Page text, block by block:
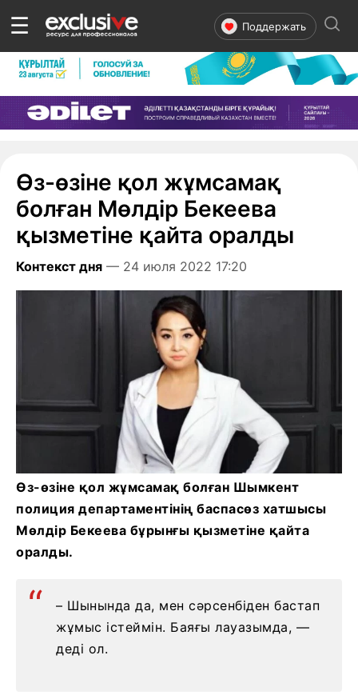
☰ Поддержать
Өз-өзіне қол жұмсамақ
болған Мөлдір Бекеева
қызметіне қайта оралды
Контекст дня — 24 июля 2022 17:20
Өз-өзіне қол жұмсамақ болған Шымкент
полиция департаментінің баспасөз хатшысы
Мөлдір Бекеева бұрынғы қызметіне қайта
оралды.
– Шынында да, мен сәрсенбіден бастап
жұмыс істеймін. Баяғы лауазымда, —
деді ол.